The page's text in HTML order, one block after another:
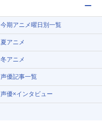
今期アニメ曜日別一覧
夏アニメ
冬アニメ
声優記事一覧
声優×インタビュー